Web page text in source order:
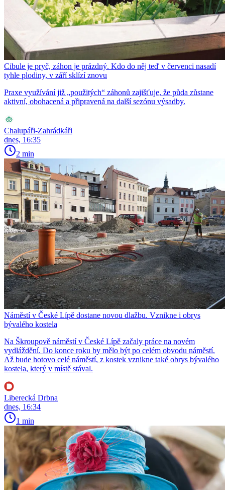
Cibule je pryč, záhon je prázdný. Kdo do něj teď v červenci nasadí
tyhle plodiny, v září sklízí znovu
Praxe využívání již „použitých“ záhonů zajišťuje, že půda zůstane
aktivní, obohacená a připravená na další sezónu výsadby.
Chalupáři-Zahrádkáři
dnes, 16:35
2 min
Náměstí v České Lípě dostane novou dlažbu. Vznikne i obrys
bývalého kostela
Na Škroupově náměstí v České Lípě začaly práce na novém
vydláždění. Do konce roku by mělo být po celém obvodu náměstí.
Až bude hotovo celé náměstí, z kostek vznikne také obrys bývalého
kostela, který v místě stával.
Liberecká Drbna
dnes, 16:34
1 min